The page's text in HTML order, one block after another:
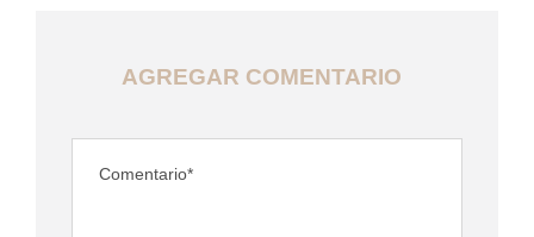
AGREGAR COMENTARIO